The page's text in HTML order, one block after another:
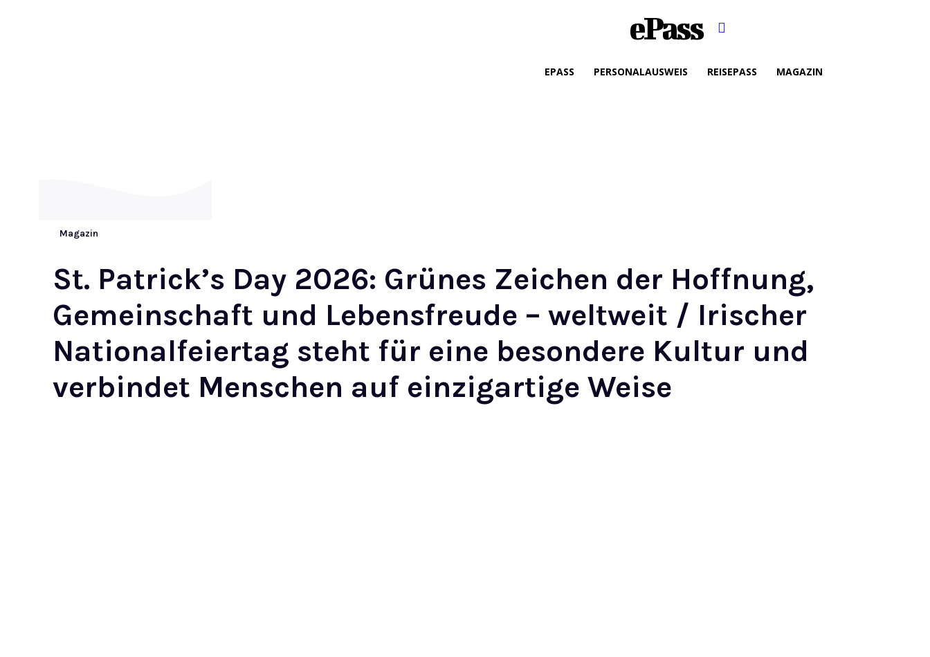
ePass
EPASS PERSONALAUSWEIS REISEPASS MAGAZIN
Magazin
St. Patrick’s Day 2026: Grünes Zeichen der Hoffnung,
Gemeinschaft und Lebensfreude – weltweit / Irischer
Nationalfeiertag steht für eine besondere Kultur und
verbindet Menschen auf einzigartige Weise